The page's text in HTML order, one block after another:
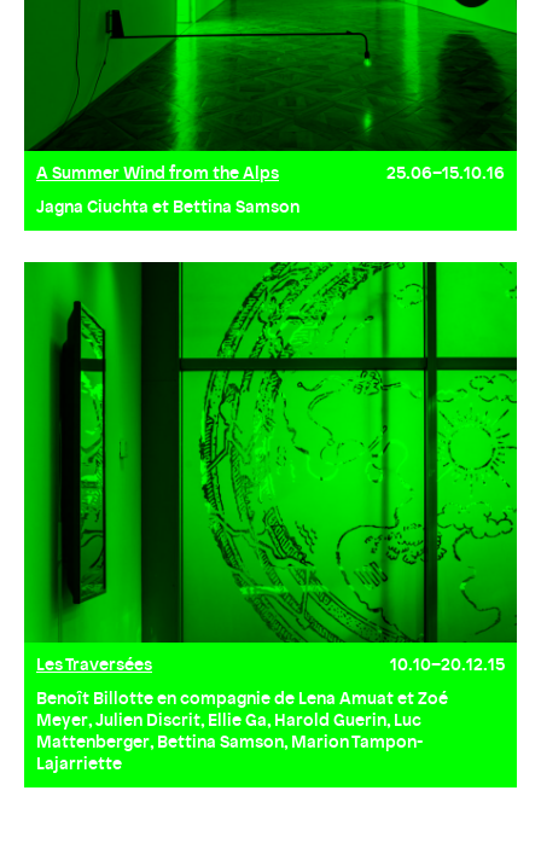
A Summer Wind from the Alps
25.06–15.10.16
Jagna Ciuchta et Bettina Samson
Les Traversées
10.10–20.12.15
Benoît Billotte en compagnie de Lena Amuat et Zoé
Meyer, Julien Discrit, Ellie Ga, Harold Guerin, Luc
Mattenberger, Bettina Samson, Marion Tampon-
Lajarriette